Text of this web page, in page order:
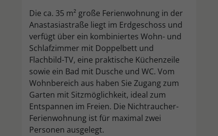
Die ca. 35 m² große Ferienwohnung in der
Anastasiastraße liegt im Erdgeschoss und
verfügt über ein kombiniertes Wohn- und
Schlafzimmer mit Doppelbett und
Flachbild-TV, eine praktische Küchenzeile
sowie ein Bad mit Dusche und WC. Vom
Wohnbereich aus haben Sie Zugang zum
Garten mit Sitzmöglichkeit, ideal zum
Entspannen im Freien. Die Nichtraucher-
Ferienwohnung ist für maximal zwei
Personen ausgelegt.